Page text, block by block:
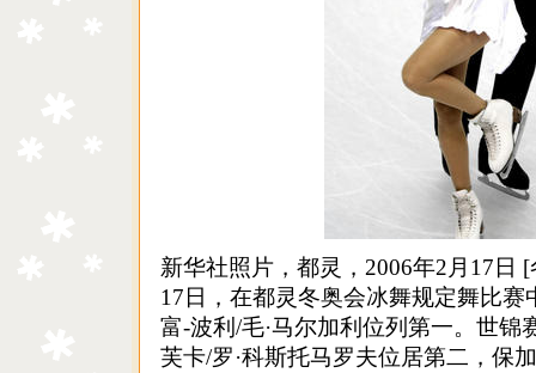
新华社照片，都灵，2006年2月17日
17日，在都灵冬奥会冰舞规定舞比赛
富-波利/毛·马尔加利位列第一。世锦
芙卡/罗·科斯托马罗夫位居第二，保